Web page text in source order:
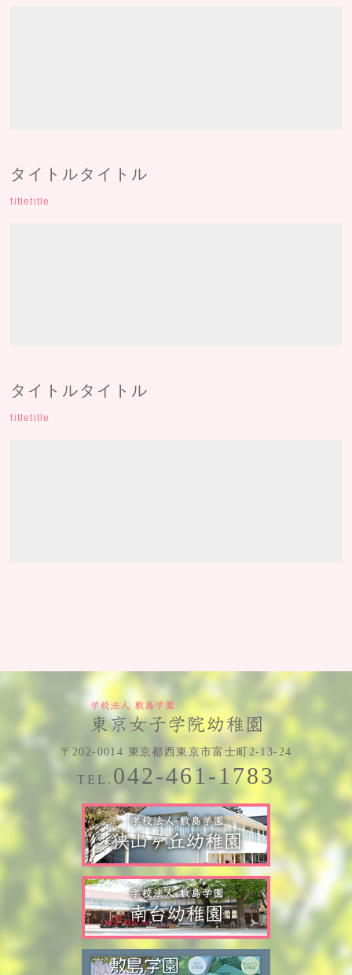
タイトルタイトル
titletitle
タイトルタイトル
titletitle
〒202-0014 東京都西東京市富士町2-13-24
TEL. 042-461-1783